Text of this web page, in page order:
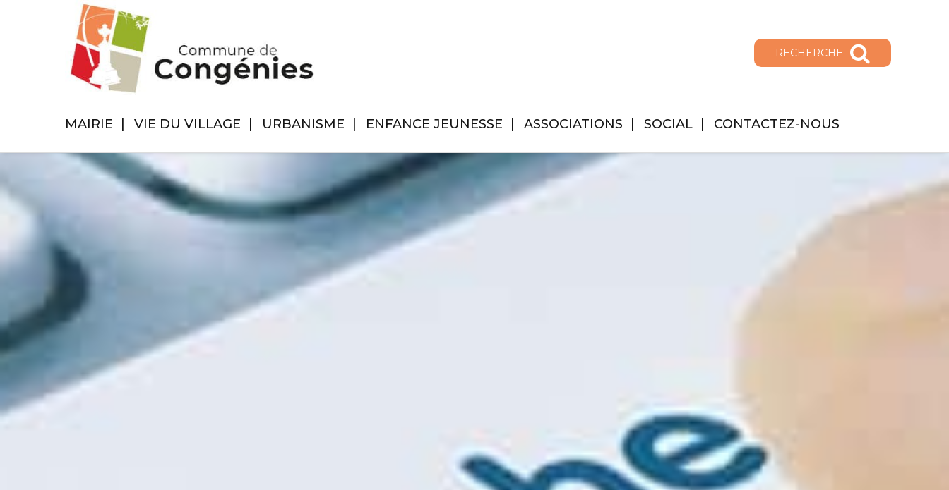
RECHERCHE
MAIRIE VIE DU VILLAGE URBANISME ENFANCE JEUNESSE ASSOCIATIONS SOCIAL CONTACTEZ-NOUS